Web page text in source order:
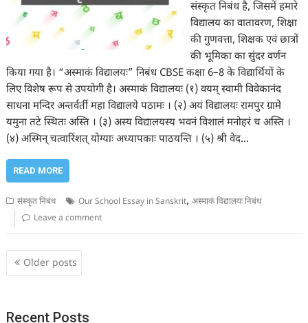
संस्कृत निबंध है, जिसमें हमारे
विद्यालय का वातावरण, शिक्षा
की गुणवत्ता, शिक्षक एवं छात्रों
की भूमिका का सुंदर वर्णन
किया गया है। “अस्माकं विद्यालयः” निबंध CBSE कक्षा 6–8 के विद्यार्थियों के
लिए विशेष रूप से उपयोगी है। अस्माकं विद्यालयः (१) वयम् स्वामी विवेकानंद
साधना मन्दिर अन्तर्वर्ती महा विद्यालये पठामः । (२) अयं विद्यालयः रामपुर ग्रामे
यमुना तटे स्थितः अस्ति । (३) अस्य विद्यालयस्य भवनं विशालं मनोहरं च अस्ति ।
(४) अस्मिन् चत्वारिंशत् योग्याः अध्यापकाः पाठयन्ति । (५) श्री वेद…
READ MORE
संस्कृत निबंध Our School Essay in Sanskrit,अस्माकं विद्यालयः निबंध
Leave a comment
Posts
navigation
Older posts
Recent Posts